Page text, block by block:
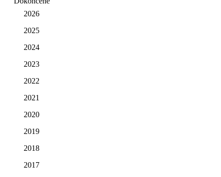
2026
2025
2024
2023
2022
2021
2020
2019
2018
2017